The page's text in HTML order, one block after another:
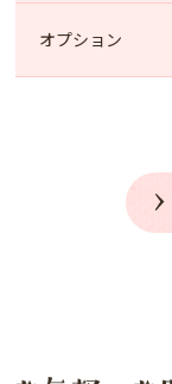
オプション